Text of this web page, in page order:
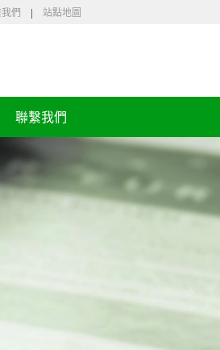
們 | 站點地圖
聯繫我們